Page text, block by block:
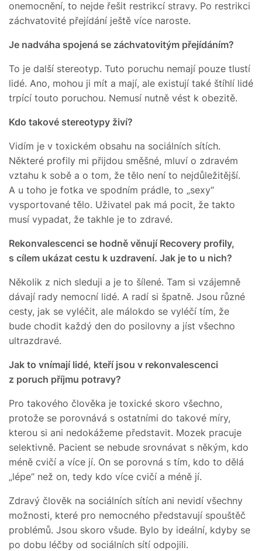
onemocnění, to nejde řešit restrikcí stravy. Po restrikci
záchvatovité přejídání ještě více naroste.
Je nadváha spojená se záchvatovitým přejídáním?
To je další stereotyp. Tuto poruchu nemají pouze tlustí
lidé. Ano, mohou ji mít a mají, ale existují také štíhlí lidé
trpící touto poruchou. Nemusí nutně vést k obezitě.
Kdo takové stereotypy živí?
Vidím je v toxickém obsahu na sociálních sítích.
Některé profily mi přijdou směšné, mluví o zdravém
vztahu k sobě a o tom, že tělo není to nejdůležitější.
A u toho je fotka ve spodním prádle, to „sexy“
vysportované tělo. Uživatel pak má pocit, že takto
musí vypadat, že takhle je to zdravé.
Rekonvalescenci se hodně věnují Recovery profily,
s cílem ukázat cestu k uzdravení. Jak je to u nich?
Několik z nich sleduji a je to šílené. Tam si vzájemně
dávají rady nemocní lidé. A radí si špatně. Jsou různé
cesty, jak se vyléčit, ale málokdo se vyléčí tím, že
bude chodit každý den do posilovny a jíst všechno
ultrazdravé.
Jak to vnímají lidé, kteří jsou v rekonvalescenci
z poruch příjmu potravy?
Pro takového člověka je toxické skoro všechno,
protože se porovnává s ostatními do takové míry,
kterou si ani nedokážeme představit. Mozek pracuje
selektivně. Pacient se nebude srovnávat s někým, kdo
méně cvičí a více jí. On se porovná s tím, kdo to dělá
„lépe“ než on, tedy kdo více cvičí a méně jí.
Zdravý člověk na sociálních sítích ani nevidí všechny
možnosti, které pro nemocného představují spouštěč
problémů. Jsou skoro všude. Bylo by ideální, kdyby se
po dobu léčby od sociálních sítí odpojili.